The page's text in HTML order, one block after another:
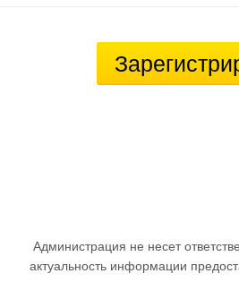
Администрация не несет
актуальность информации